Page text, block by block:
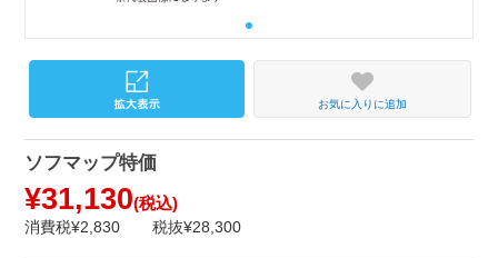
お気に入りに追加
ソフマップ特価
¥31,130(税込)
消費税¥2,830 税抜¥28,300